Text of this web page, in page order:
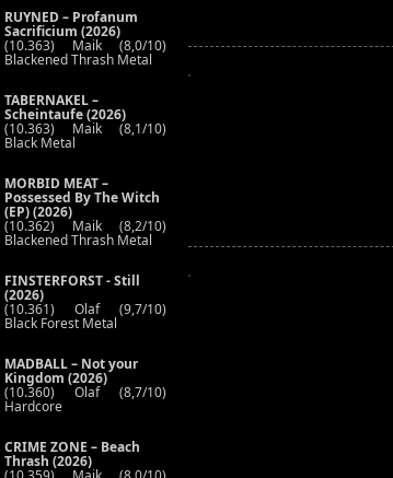
RUYNED – Profanum
Sacrificium (2026)
(10.363) Maik (8,0/10)
Blackened Thrash Metal
TABERNAKEL –
Scheintaufe (2026)
(10.363) Maik (8,1/10)
Black Metal
MORBID MEAT –
Possessed By The Witch
(EP) (2026)
(10.362) Maik (8,2/10)
Blackened Thrash Metal
FINSTERFORST - Still
(2026)
(10.361) Olaf (9,7/10)
Black Forest Metal
MADBALL – Not your
Kingdom (2026)
(10.360) Olaf (8,7/10)
Hardcore
CRIME ZONE – Beach
Thrash (2026)